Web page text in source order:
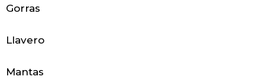
Gorras
Llavero
Mantas